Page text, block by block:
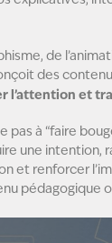
de
des
l’attention et
pas à “faire
une intention,
et renforcer
pédagogique